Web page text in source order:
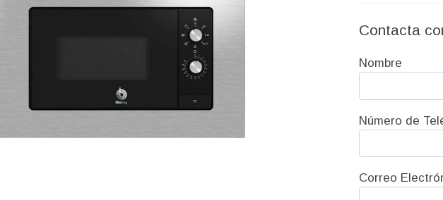
Contacta
Nombre
Número de
Correo